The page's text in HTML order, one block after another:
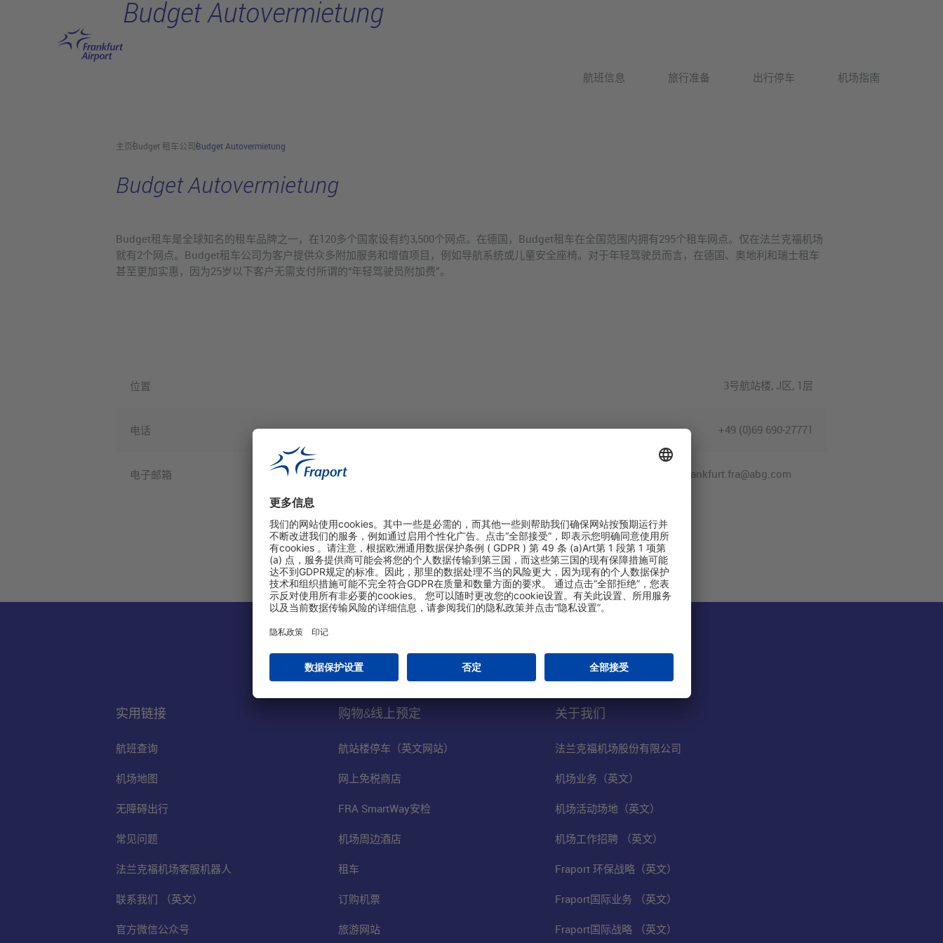
航班信息 旅行准备 出行停车 机场指南
Budget Autovermietung
主页Budget 租车公司Budget Autovermietung
Budget Autovermietung
Budget租车是全球知名的租车品牌之一，在120多个国家设有约3,500个网点。在德国，Budget租车在全国范围内拥有295个租车网点。仅在法兰克福机场
就有2个网点。Budget租车公司为客户提供众多附加服务和增值项目，例如导航系统或儿童安全座椅。对于年轻驾驶员而言，在德国、奥地利和瑞士租车
甚至更加实惠，因为25岁以下客户无需支付所谓的“年轻驾驶员附加费”。
位置 3号航站楼, J区, 1层
电话 +49 (0)69 690-27771
电子邮箱 frankfurt.fra@abg.com
实用链接
航班查询
机场地图
无障碍出行
常见问题
法兰克福机场客服机器人
联系我们 （英文）
官方微信公众号
购物&线上预定
航站楼停车（英文网站）
网上免税商店
FRA SmartWay安检
机场周边酒店
租车
订购机票
旅游网站
关于我们
法兰克福机场股份有限公司
机场业务（英文）
机场活动场地（英文）
机场工作招聘 （英文）
Fraport 环保战略（英文）
Fraport国际业务 （英文）
Fraport国际战略 （英文）